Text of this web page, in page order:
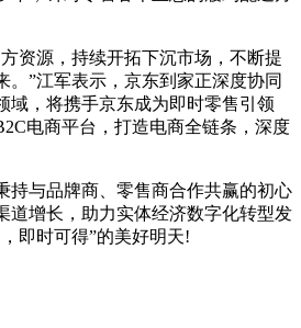
资源，持续开拓下沉市场，不断提
。”江军表示，京东到家正深度协同
域，将携手京东成为即时零售引领
电商平台，打造电商全链条，深度
持与品牌商、零售商合作共赢的初心
道增长，助力实体经济数字化转型发
即时可得”的美好明天!